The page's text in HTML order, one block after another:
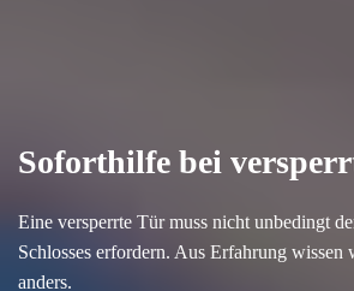
Soforthilfe bei
Eine versperrte Tür muss nicht unbedingt
Schlosses erfordern. Aus Erfahrung wissen
anders.